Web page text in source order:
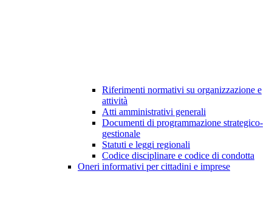
Riferimenti normativi su organizzazione e
attività
Atti amministrativi generali
Documenti di programmazione strategico-
gestionale
Statuti e leggi regionali
Codice disciplinare e codice di condotta
Oneri informativi per cittadini e imprese